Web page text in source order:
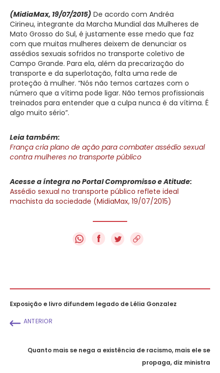
(MidiaMax, 19/07/2015) De acordo com Andréa
Cirineu, integrante da Marcha Mundial das Mulheres de
Mato Grosso do Sul, é justamente esse medo que faz
com que muitas mulheres deixem de denunciar os
assédios sexuais sofridos no transporte coletivo de
Campo Grande. Para ela, além da precarização do
transporte e da superlotação, falta uma rede de
proteção à mulher. “Nós não temos cartazes com o
número que a vítima pode ligar. Não temos profissionais
treinados para entender que a culpa nunca é da vítima. É
algo muito sério”.
Leia também:
França cria plano de ação para combater assédio sexual
contra mulheres no transporte público
Acesse a íntegra no Portal Compromisso e Atitude:
Assédio sexual no transporte público reflete ideal
machista da sociedade (MidiaMax, 19/07/2015)
f
Exposição e livro difundem legado de Lélia Gonzalez
ANTERIOR
Quanto mais se nega a existência de racismo, mais ele se
propaga, diz ministra